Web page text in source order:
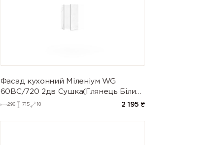
Фасад кухонний Міленіум WG
60ВС/720 2дв Сушка(Глянець Білий
(Серія М))
296 715 18 2 195 ₴